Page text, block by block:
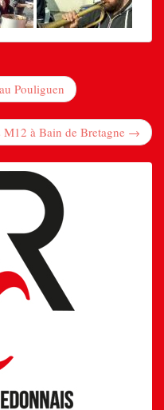
Pouliguen
M12 à Bain de Bretagne →